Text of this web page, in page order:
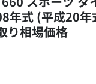
年式 (平成20年
り相場価格